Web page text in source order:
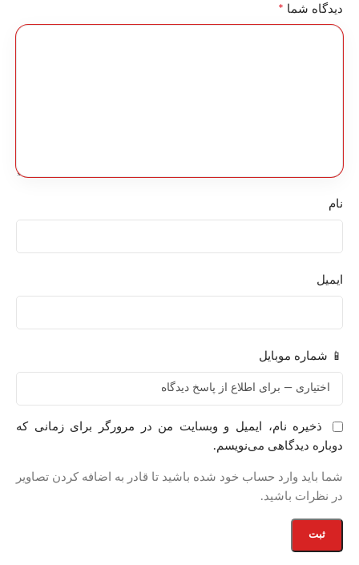
دیدگاه شما *
نام
ایمیل
📱 شماره موبایل
ذخیره نام، ایمیل و وبسایت من در مرورگر برای زمانی که
دوباره دیدگاهی می‌نویسم.
شما باید وارد حساب خود شده باشید تا قادر به اضافه کردن تصاویر
در نظرات باشید.